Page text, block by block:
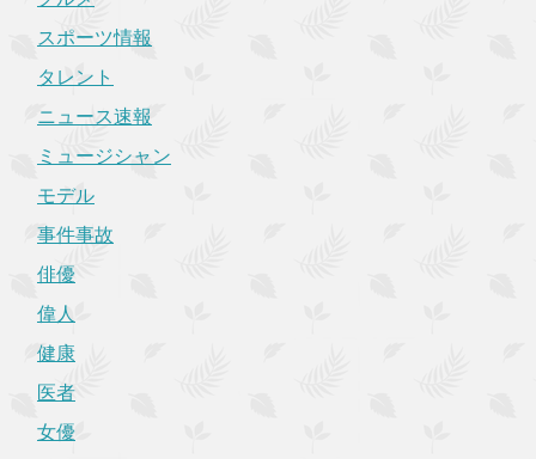
スポーツ情報
タレント
ニュース速報
ミュージシャン
モデル
事件事故
俳優
偉人
健康
医者
女優